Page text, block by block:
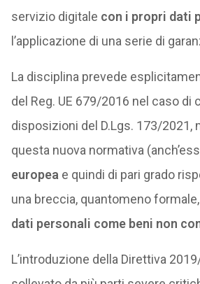
servizio digitale con i propri dati
l’applicazione di una serie di
La disciplina prevede
del Reg. UE 679/2016 nel caso di
disposizioni del D.Lgs. 173/2021,
questa nuova normativa
europea e quindi di pari grado
una breccia, quantomeno
dati personali come beni non
L’introduzione della Direttiva